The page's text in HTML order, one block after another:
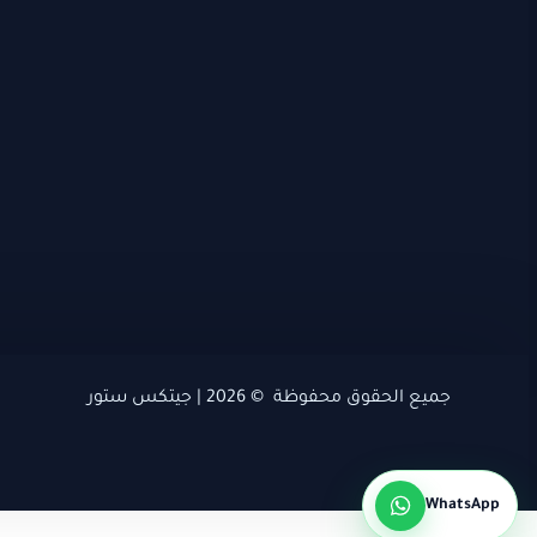
جميع الحقوق محفوظة © 2026 | جيتكس ستور
WhatsApp